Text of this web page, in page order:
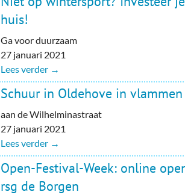
huis!
Ga voor duurzaam
27 januari 2021
Lees verder →
Schuur in Oldehove in
aan de Wilhelminastraat
27 januari 2021
Lees verder →
Open-Festival-Week: online
rsg de Borgen